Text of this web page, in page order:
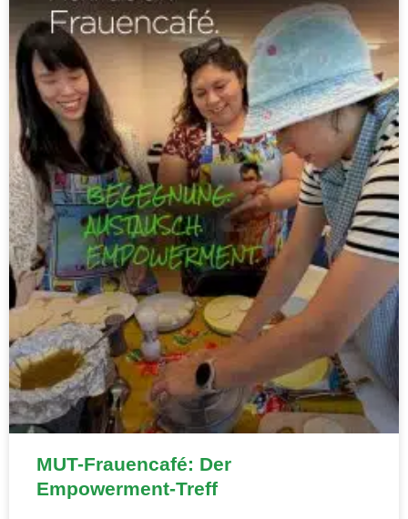
MUT-Frauencafé: Der
Empowerment-Treff